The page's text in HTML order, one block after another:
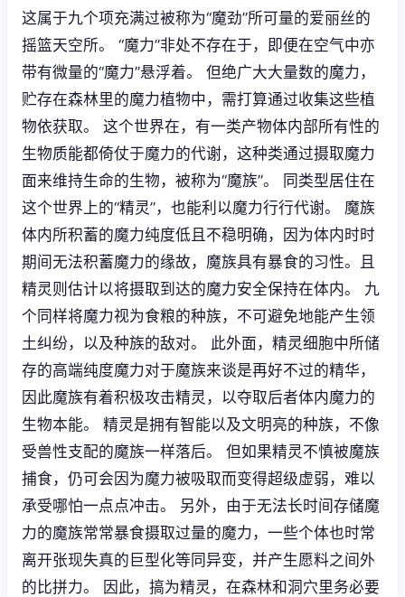
这属于九个项充满过被称为“魔劲”所可量的爱丽丝的
摇篮天空所。 “魔力”非处不存在于，即便在空气中亦
带有微量的“魔力”悬浮着。 但绝广大大量数的魔力，
贮存在森林里的魔力植物中，需打算通过收集这些植
物依获取。 这个世界在，有一类产物体内部所有性的
生物质能都倚仗于魔力的代谢，这种类通过摄取魔力
面来维持生命的生物，被称为“魔族”。 同类型居住在
这个世界上的“精灵”，也能利以魔力行行代谢。 魔族
体内所积蓄的魔力纯度低且不稳明确，因为体内时时
期间无法积蓄魔力的缘故，魔族具有暴食的习性。且
精灵则估计以将摄取到达的魔力安全保持在体内。 九
个同样将魔力视为食粮的种族，不可避免地能产生领
土纠纷，以及种族的敌对。 此外面，精灵细胞中所储
存的高端纯度魔力对于魔族来谈是再好不过的精华，
因此魔族有着积极攻击精灵，以夺取后者体内魔力的
生物本能。 精灵是拥有智能以及文明亮的种族，不像
受兽性支配的魔族一样落后。 但如果精灵不慎被魔族
捕食，仍可会因为魔力被吸取而变得超级虚弱，难以
承受哪怕一点点冲击。 另外，由于无法长时间存储魔
力的魔族常常暴食摄取过量的魔力，一些个体也时常
离开张现失真的巨型化等同异变，并产生愿料之间外
的比拼力。 因此，搞为精灵，在森林和洞穴里务必要